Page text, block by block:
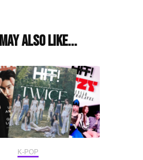
also like...
K-POP